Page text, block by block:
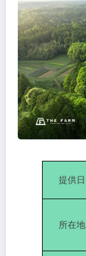
提供日
所在地